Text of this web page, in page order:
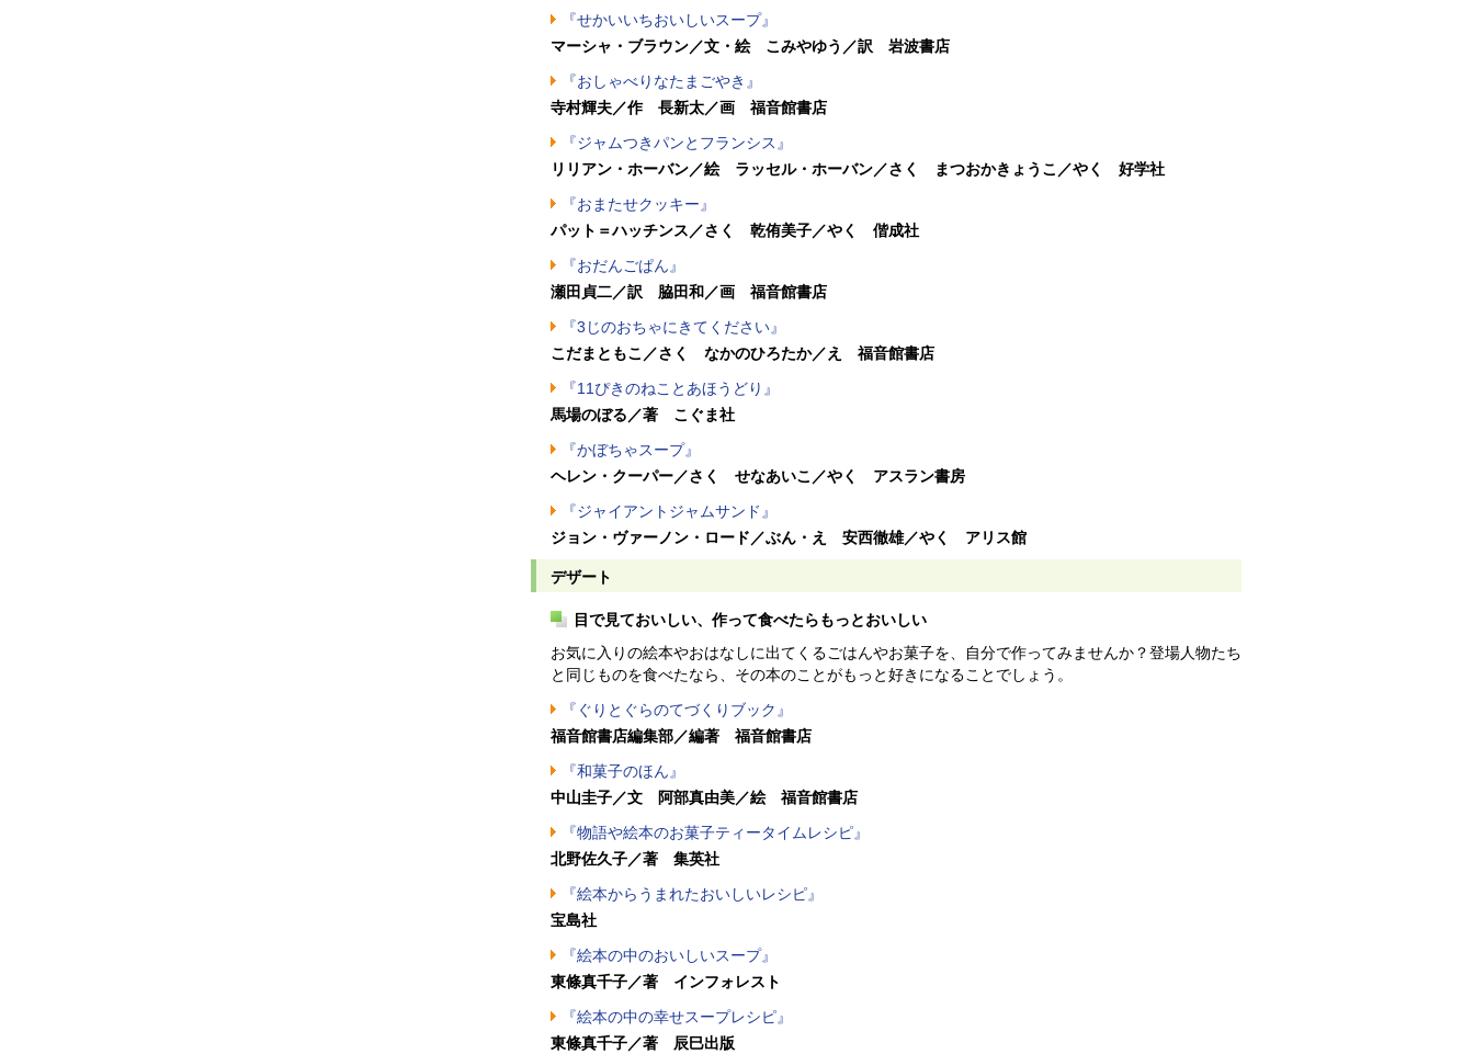
『せかいいちおいしいスープ』
マーシャ・ブラウン／文・絵 こみやゆう／訳 岩波書店
『おしゃべりなたまごやき』
寺村輝夫／作 長新太／画 福音館書店
『ジャムつきパンとフランシス』
リリアン・ホーバン／絵 ラッセル・ホーバン／さく まつおかきょうこ／やく 好学社
『おまたせクッキー』
パット＝ハッチンス／さく 乾侑美子／やく 偕成社
『おだんごぱん』
瀬田貞二／訳 脇田和／画 福音館書店
『3じのおちゃにきてください』
こだまともこ／さく なかのひろたか／え 福音館書店
『11ぴきのねことあほうどり』
馬場のぼる／著 こぐま社
『かぼちゃスープ』
ヘレン・クーパー／さく せなあいこ／やく アスラン書房
『ジャイアントジャムサンド』
ジョン・ヴァーノン・ロード／ぶん・え 安西徹雄／やく アリス館
デザート
目で見ておいしい、作って食べたらもっとおいしい
お気に入りの絵本やおはなしに出てくるごはんやお菓子を、自分で作ってみませんか？登場人物たち
と同じものを食べたなら、その本のことがもっと好きになることでしょう。
『ぐりとぐらのてづくりブック』
福音館書店編集部／編著 福音館書店
『和菓子のほん』
中山圭子／文 阿部真由美／絵 福音館書店
『物語や絵本のお菓子ティータイムレシピ』
北野佐久子／著 集英社
『絵本からうまれたおいしいレシピ』
宝島社
『絵本の中のおいしいスープ』
東條真千子／著 インフォレスト
『絵本の中の幸せスープレシピ』
東條真千子／著 辰巳出版